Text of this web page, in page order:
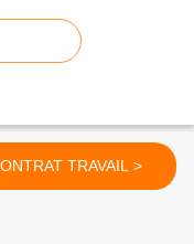
CONTRAT TRAVAIL >